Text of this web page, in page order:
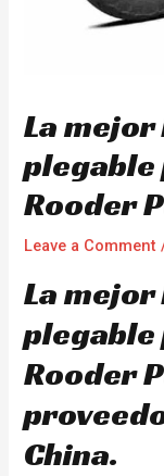
La
Rooder
Leave a Comment
La
Rooder
China.